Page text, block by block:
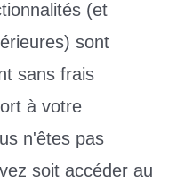
(et
sont
sans frais
à votre
n'êtes pas
soit accéder au